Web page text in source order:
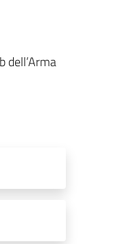
dell’Arma